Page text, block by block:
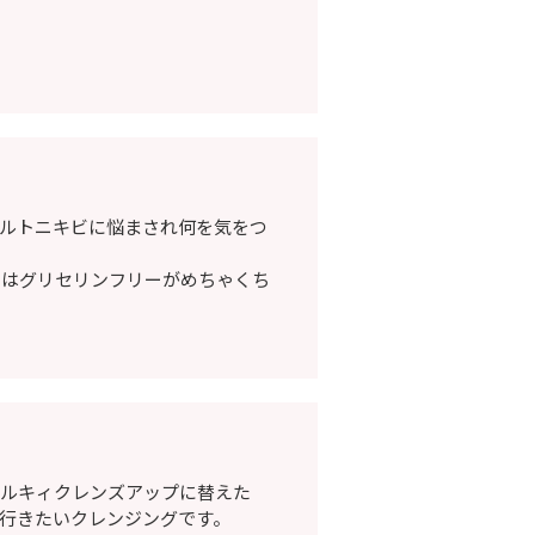
トニキビに悩まされ何を気をつ
グリセリンフリーがめちゃくち
キィクレンズアップに替えた
たいクレンジングです。